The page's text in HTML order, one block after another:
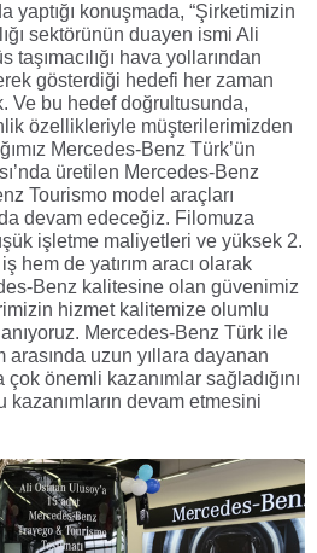
yaptığı konuşmada, “Şirketimizin
sektörünün duayen ismi Ali
taşımacılığı hava yollarından
gösterdiği hedefi her zaman
Ve bu hedef doğrultusunda,
özellikleriyle müşterilerimizden
Mercedes-Benz Türk’ün
üretilen Mercedes-Benz
Tourismo model araçları
devam edeceğiz. Filomuza
işletme maliyetleri ve yüksek 2.
hem de yatırım aracı olarak
Benz kalitesine olan güvenimiz
hizmet kalitemize olumlu
Mercedes-Benz Türk ile
uzun yıllara dayanan
önemli kazanımlar sağladığını
devam etmesini